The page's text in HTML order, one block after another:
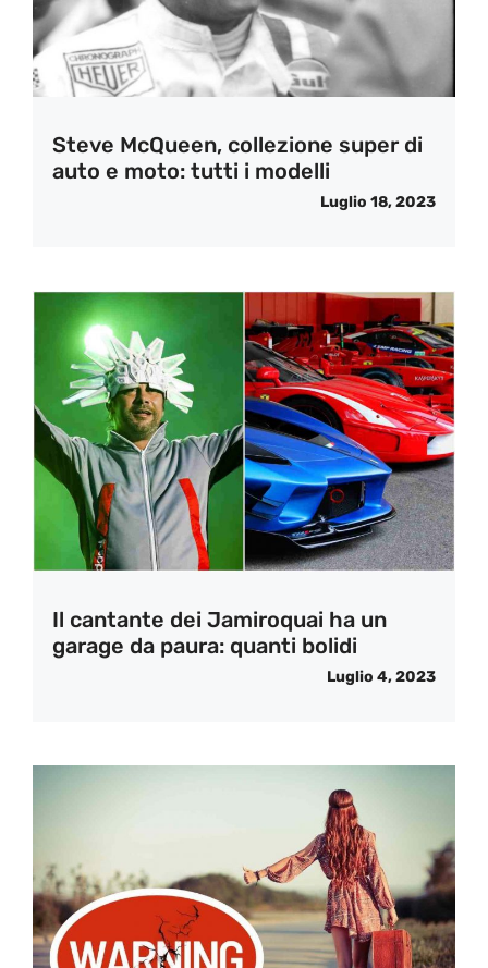
Steve McQueen, collezione super di
auto e moto: tutti i modelli
Luglio 18, 2023
Il cantante dei Jamiroquai ha un
garage da paura: quanti bolidi
Luglio 4, 2023